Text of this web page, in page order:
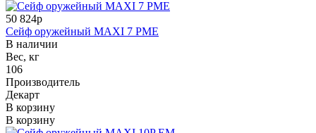
50 824р
Сейф оружейный MAXI 7 PME
В наличии
Вес, кг
106
Производитель
Декарт
В корзину
В корзину